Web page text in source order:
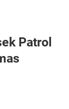
Patrol